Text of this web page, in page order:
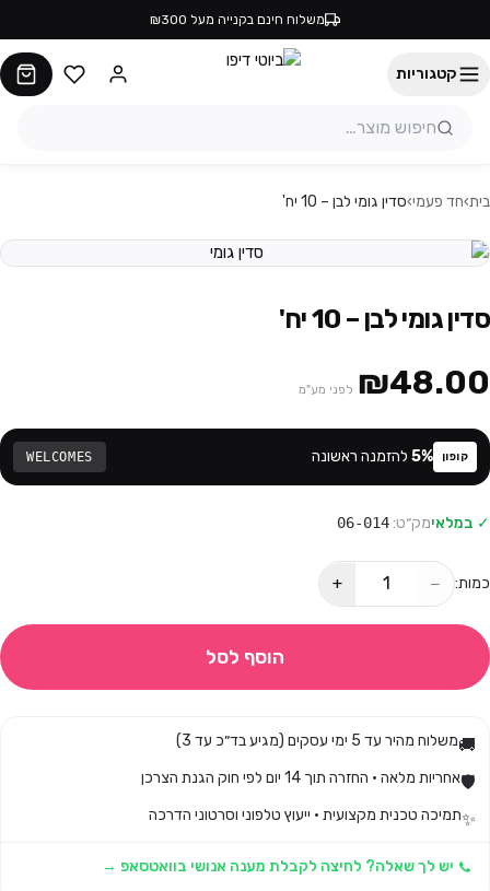
משלוח חינם בקנייה מעל ₪300
קטגוריות
בית›חד פעמי›סדין גומי לבן – 10 יח'
סדין גומי לבן – 10 יח'
₪48.00 לפני מע"מ
קופון 5% להזמנה ראשונה WELCOMES
✓ במלאימק״ט:06-014
כמות: −
+
הוסף לסל
🚚משלוח מהיר עד 5 ימי עסקים (מגיע בד״כ עד 3)
🛡️אחריות מלאה · החזרה תוך 14 יום לפי חוק הגנת הצרכן
✨תמיכה טכנית מקצועית · ייעוץ טלפוני וסרטוני הדרכה
יש לך שאלה? לחיצה לקבלת מענה אנושי בוואטסאפ →